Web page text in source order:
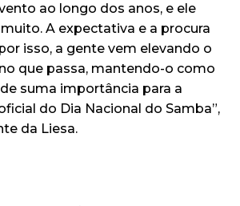
ao longo dos anos, e ele
A expectativa e a procura
isso, a gente vem elevando o
que passa, mantendo-o como
suma importância para a
do Dia Nacional do Samba”,
da Liesa.